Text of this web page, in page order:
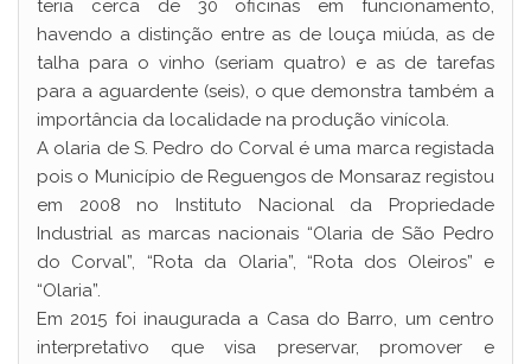
teria cerca de 30 oficinas em funcionamento,
havendo a distinção entre as de louça miúda, as de
talha para o vinho (seriam quatro) e as de tarefas
para a aguardente (seis), o que demonstra também a
importância da localidade na produção vinícola.
A olaria de S. Pedro do Corval é uma marca registada
pois o Município de Reguengos de Monsaraz registou
em 2008 no Instituto Nacional da Propriedade
Industrial as marcas nacionais “Olaria de São Pedro
do Corval”, “Rota da Olaria”, “Rota dos Oleiros” e
“Olaria”.
Em 2015 foi inaugurada a Casa do Barro, um centro
interpretativo que visa preservar, promover e